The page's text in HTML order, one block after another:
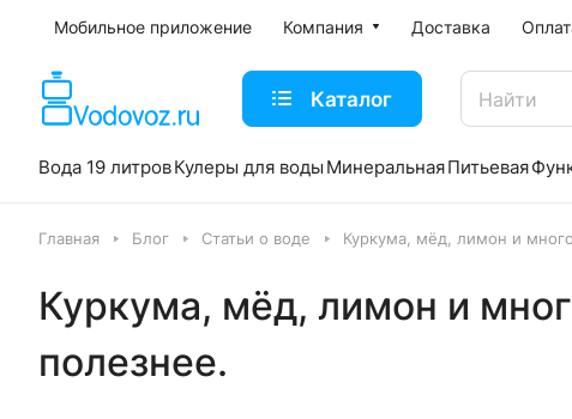
Мобильное приложение Компания Доставка
Каталог
Вода 19 литровКулеры для воды МинеральнаяПитьевая
Главная Блог Статьи о воде Куркума, мёд, лимон и
Куркума, мёд, лимон и
полезнее.